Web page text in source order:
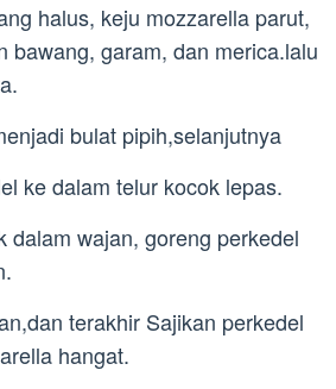
halus, keju mozzarella parut,
bawang, garam, dan merica.lalu
bulat pipih,selanjutnya
ke dalam telur kocok lepas.
dalam wajan, goreng perkedel
terakhir Sajikan perkedel
hangat.